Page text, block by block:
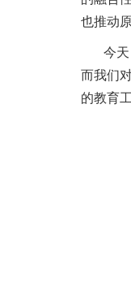
也推动
今
而我们
的教育